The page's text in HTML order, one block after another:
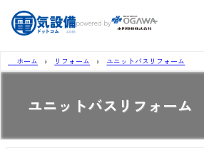
powered by
ホーム リフォーム ユニットバスリフォーム
ユニットバスリフォーム